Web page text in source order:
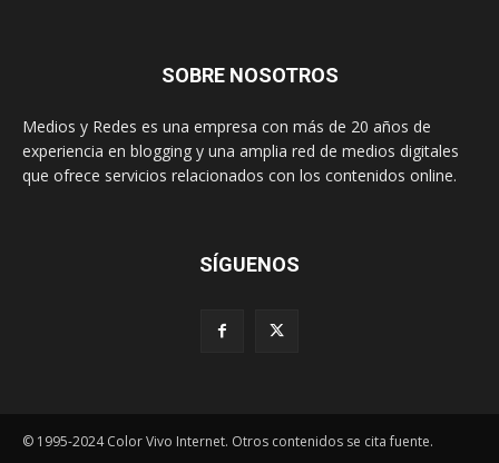
SOBRE NOSOTROS
Medios y Redes es una empresa con más de 20 años de
experiencia en blogging y una amplia red de medios digitales
que ofrece servicios relacionados con los contenidos online.
SÍGUENOS
© 1995-2024 Color Vivo Internet. Otros contenidos se cita fuente.